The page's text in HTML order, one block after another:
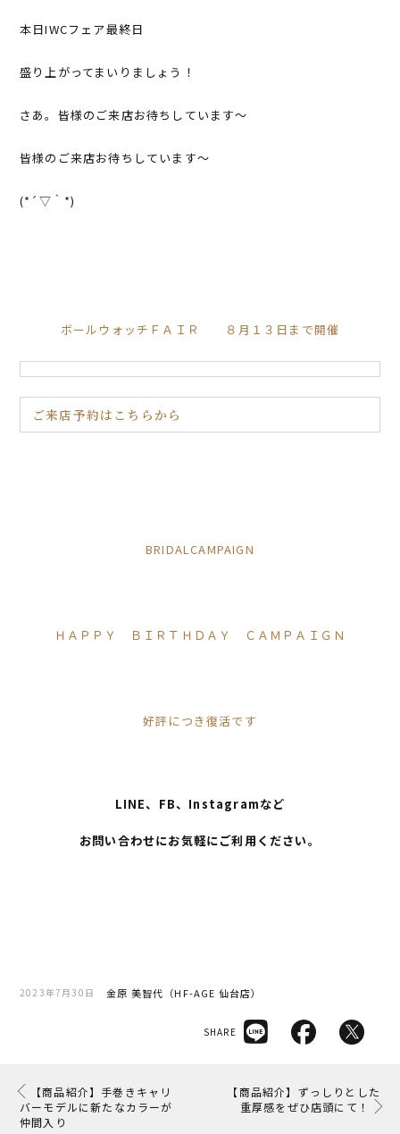
本日IWCフェア最終日
盛り上がってまいりましょう！
さあ。皆様のご来店お待ちしています～
皆様のご来店お待ちしています～
(*´▽｀*)
ボールウォッチＦＡＩＲ ８月１３日まで開催
ご来店予約はこちらから
BRIDALCAMPAIGN
ＨＡＰＰＹ ＢＩＲＴＨＤＡＹ ＣＡＭＰＡＩＧＮ
好評につき復活です
LINE、FB、Instagramなど
お問い合わせにお気軽にご利用ください。
2023年7月30日 金原 美智代（HF-AGE 仙台店）
SHARE
【商品紹介】手巻きキャリ
バーモデルに新たなカラーが
仲間入り
【商品紹介】ずっしりとした
重厚感をぜひ店頭にて！